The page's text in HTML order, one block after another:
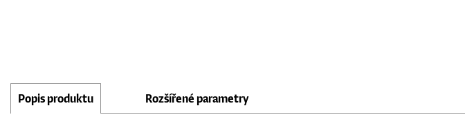
Popis produktu Rozšířené parametry